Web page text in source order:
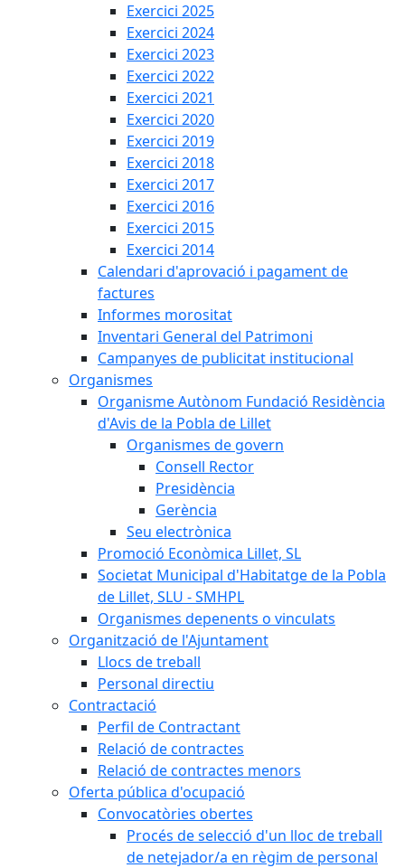
Exercici 2025
Exercici 2024
Exercici 2023
Exercici 2022
Exercici 2021
Exercici 2020
Exercici 2019
Exercici 2018
Exercici 2017
Exercici 2016
Exercici 2015
Exercici 2014
Calendari d'aprovació i pagament de
factures
Informes morositat
Inventari General del Patrimoni
Campanyes de publicitat institucional
Organismes
Organisme Autònom Fundació Residència
d'Avis de la Pobla de Lillet
Organismes de govern
Consell Rector
Presidència
Gerència
Seu electrònica
Promoció Econòmica Lillet, SL
Societat Municipal d'Habitatge de la Pobla
de Lillet, SLU - SMHPL
Organismes depenents o vinculats
Organització de l'Ajuntament
Llocs de treball
Personal directiu
Contractació
Perfil de Contractant
Relació de contractes
Relació de contractes menors
Oferta pública d'ocupació
Convocatòries obertes
Procés de selecció d'un lloc de treball
de netejador/a en règim de personal